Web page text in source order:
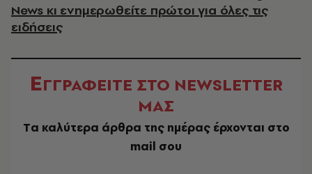
News κι ενημερωθείτε πρώτοι για όλες τις
ειδήσεις
ΕΓΓΡΑΦΕΙΤΕ ΣΤΟ NEWSLETTER
ΜΑΣ
Tα καλύτερα άρθρα της ημέρας έρχονται στο
mail σου